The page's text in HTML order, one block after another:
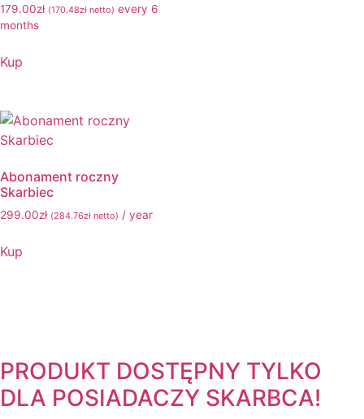
179.00zł (170.48zł netto) every 6
months
Kup
Abonament roczny
Skarbiec
299.00zł (284.76zł netto) / year
Kup
PRODUKT DOSTĘPNY TYLKO
DLA POSIADACZY SKARBCA!